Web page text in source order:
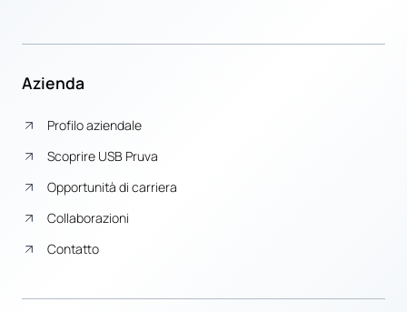
Azienda
Profilo aziendale
Scoprire USB Pruva
Opportunità di carriera
Collaborazioni
Contatto